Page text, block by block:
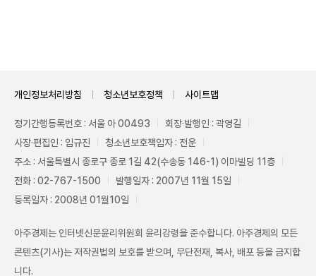
개인정보처리방침 청소년보호정책 사이트맵
정기간행등록번호 : 서울 아 00493
회장·발행인 : 곽영길
사장·편집인 : 임규진
청소년보호책임자 : 전운
주소 : 서울특별시 종로구 종로 1길 42(수송동 146-1) 이마빌딩 11층
전화 : 02-767-1500
발행일자 : 2007년 11월 15일
등록일자 : 2008년 01월10일
아주경제는 인터넷신문윤리위원회 윤리강령을 준수합니다. 아주경제의 모든
콘텐츠(기사)는 저작권법의 보호를 받으며, 무단전재, 복사, 배포 등을 금지합
니다.